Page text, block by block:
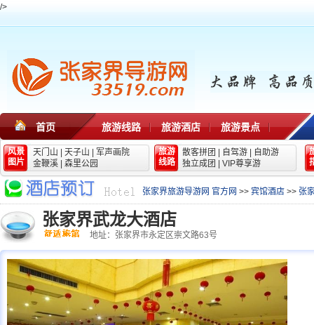
/>
首页 旅游线路 旅游酒店 旅游景点
风景
图片
天门山 天子山
军声画院
金鞭溪
森里公园
旅游
线路
散客拼团 自驾游
自助游
独立成团
VIP尊享游
张家界旅游导游网 官方网 >> 宾馆酒店 >> 张
张家界武龙大酒店
地址：张家界市永定区崇文路63号